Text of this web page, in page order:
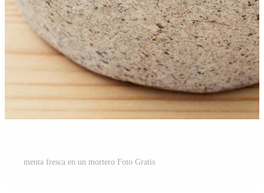
menta fresca en un mortero Foto Gratis